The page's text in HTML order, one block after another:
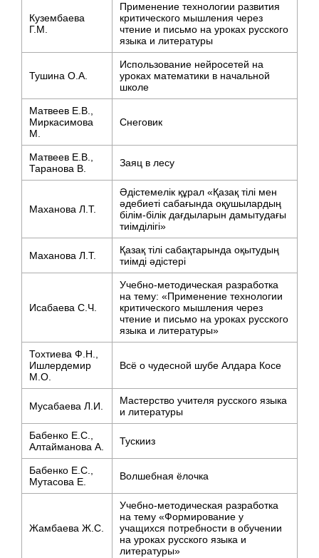
Кузембаева
Г.М.
Применение технологии развития
критического мышления через
чтение и письмо на уроках русского
языка и литературы
Тушина О.А.
Использование нейросетей на
уроках математики в начальной
школе
Матвеев Е.В.,
Миркасимова
М.
Снеговик
Матвеев Е.В.,
Таранова В.
Заяц в лесу
Маханова Л.Т.
Әдістемелік құрал «Қазақ тілі мен
әдебиеті сабағында оқушылардың
білім-білік дағдыларын дамытудағы
тиімділігі»
Маханова Л.Т.
Қазақ тілі сабақтарында оқытудың
тиімді әдістері
Исабаева С.Ч.
Учебно-методическая разработка
на тему: «Применение технологии
критического мышления через
чтение и письмо на уроках русского
языка и литературы»
Тохтиева Ф.Н.,
Ишлердемир
М.О.
Всё о чудесной шубе Алдара Косе
Мусабаева Л.И.
Мастерство учителя русского языка
и литературы
Бабенко Е.С.,
Алтайманова А.
Тускииз
Бабенко Е.С.,
Мутасова Е.
Волшебная ёлочка
Жамбаева Ж.С.
Учебно-методическая разработка
на тему «Формирование у
учащихся потребности в обучении
на уроках русского языка и
литературы»